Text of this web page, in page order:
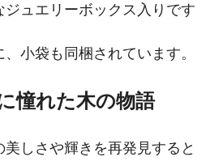
ュエリーボックス入りです
小袋も同梱されています。
憧れた木の物語
しさや輝きを再発見すると